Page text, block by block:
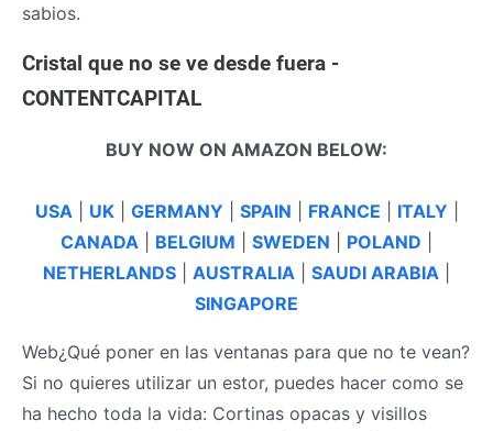
sabios.
Cristal que no se ve desde fuera -
CONTENTCAPITAL
BUY NOW ON AMAZON BELOW:
USA UK| GERMANY SPAIN FRANCE ITALY
CANADA
BELGIUM SWEDEN POLAND
NETHERLANDS
AUSTRALIA SAUDI ARABIA
SINGAPORE
Web¿Qué poner en las ventanas para que no te vean?
Si no quieres utilizar un estor, puedes hacer como se
ha hecho toda la vida: Cortinas opacas y visillos